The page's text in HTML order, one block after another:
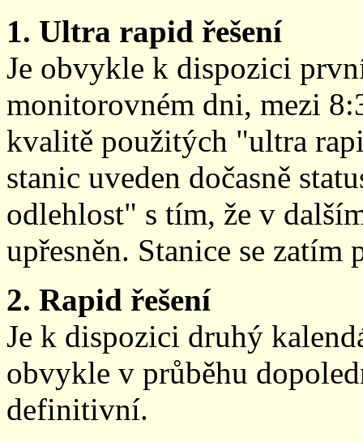
1. Ultra rapid řešení
Je obvykle k dispozici
monitorovném dni, mezi
kvalitě použitých "ultra
stanic uveden dočasně
odlehlost" s tím, že v
upřesněn. Stanice se zatím
2. Rapid řešení
Je k dispozici druhý
obvykle v průběhu
definitivní.